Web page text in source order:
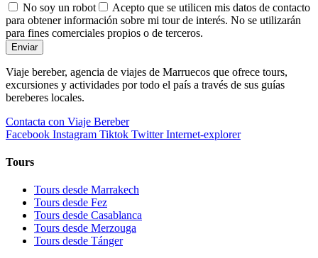
No soy un robot
Acepto que se utilicen mis datos de contacto
para obtener información sobre mi tour de interés. No se utilizarán
para fines comerciales propios o de terceros.
Enviar
Viaje bereber, agencia de viajes de Marruecos que ofrece tours,
excursiones y actividades por todo el país a través de sus guías
bereberes locales.
Contacta con Viaje Bereber
Facebook Instagram Tiktok Twitter Internet-explorer
Tours
Tours desde Marrakech
Tours desde Fez
Tours desde Casablanca
Tours desde Merzouga
Tours desde Tánger